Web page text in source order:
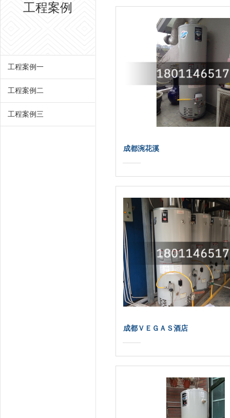
工程案例
工程案例一
工程案例二
工程案例三
成都涴花溪
成都ＶＥＧＡＳ酒店